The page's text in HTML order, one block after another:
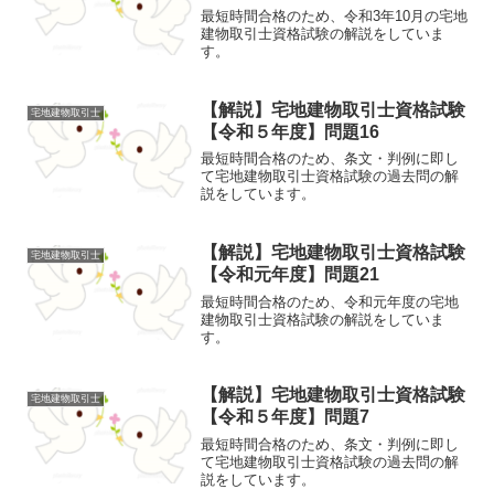
最短時間合格のため、令和3年10月の宅地
建物取引士資格試験の解説をしていま
す。
宅地建物取引士
【解説】宅地建物取引士資格試験
【令和５年度】問題16
最短時間合格のため、条文・判例に即し
て宅地建物取引士資格試験の過去問の解
説をしています。
宅地建物取引士
【解説】宅地建物取引士資格試験
【令和元年度】問題21
最短時間合格のため、令和元年度の宅地
建物取引士資格試験の解説をしていま
す。
宅地建物取引士
【解説】宅地建物取引士資格試験
【令和５年度】問題7
最短時間合格のため、条文・判例に即し
て宅地建物取引士資格試験の過去問の解
説をしています。